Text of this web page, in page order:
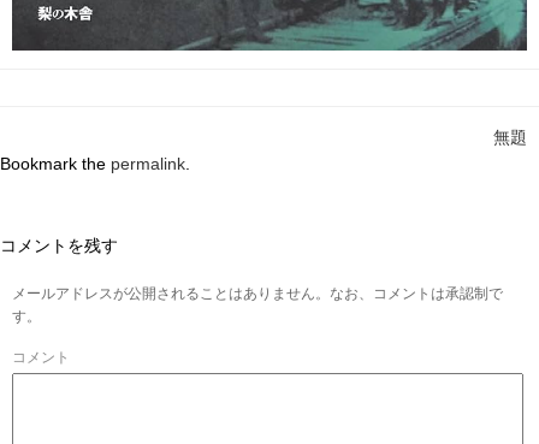
無題
Bookmark the permalink
コメントを残す
メールアドレスが公開されることはありません。なお、コメントは承認制で
す。
コメント